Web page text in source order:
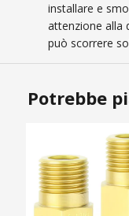
installare e
attenzione alla
può scorrere
Potrebbe